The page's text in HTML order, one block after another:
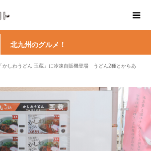
北九州のグルメ！
「かしわうどん 玉蔵」に冷凍自販機登場 うどん2種とからあ